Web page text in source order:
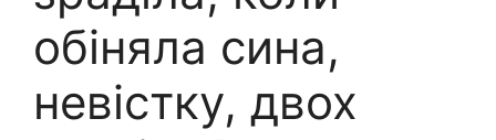
обіняла сина,
невістку, двох